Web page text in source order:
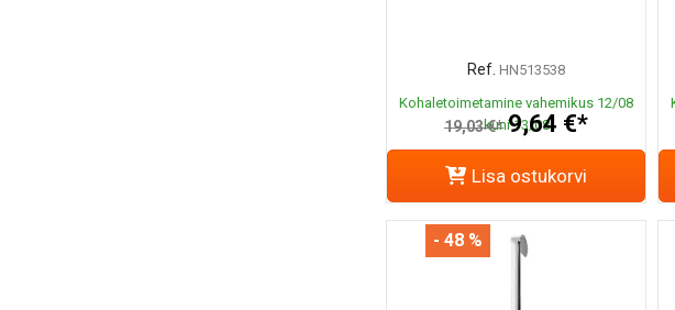
Ref. HN513538
Kohaletoimetamine vahemikus 12/08
kuni 13/08
19,03 €* 9,64 €*
Lisa ostukorvi
- 48 %